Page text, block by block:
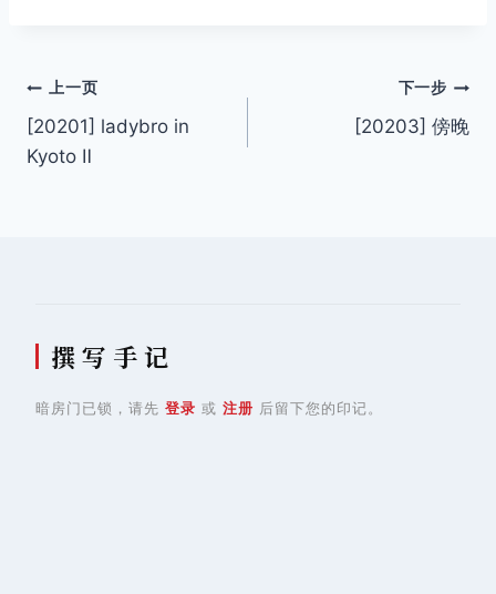
文
章
上一页
[20201] ladybro in
Kyoto Ⅱ
下一步
[20203] 傍晚
撰 写 手 记
暗房门已锁，请先 登录 或 注册 后留下您的印记。